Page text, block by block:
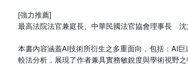
[強力推薦]
最高法院法官兼庭長、中華民國法官協會理事長
本書內容涵蓋AI技術所衍生之多重面向，包括：AI
較法分析，展現了作者兼具實務敏銳度與學術視野